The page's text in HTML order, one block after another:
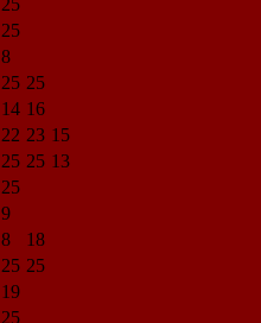
25
25
8
25 25
14 16
22 23 15
25 25 13
25
9
8
18
25 25
19
25